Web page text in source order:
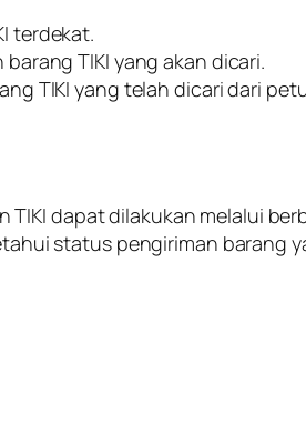
terdekat.
TIKI yang akan dicari.
TIKI yang telah dicari dari
TIKI dapat dilakukan melalui
status pengiriman barang